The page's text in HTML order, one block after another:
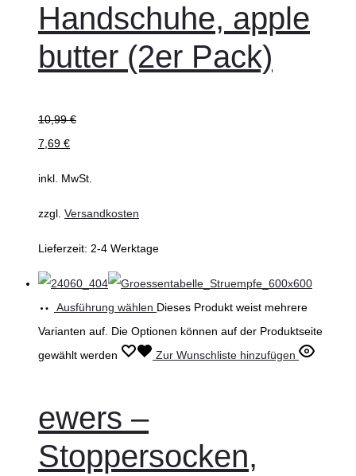
Handschuhe, apple
butter (2er Pack)
10,99€
7,69 €
inkl. MwSt.
zzgl. Versandkosten
Lieferzeit: 2-4 Werktage
Ausführung wählen Dieses Produkt weist mehrere
Varianten auf. Die Optionen können auf der Produktseite
gewählt werden
Zur Wunschliste hinzufügen
ewers –
Stoppersocken,